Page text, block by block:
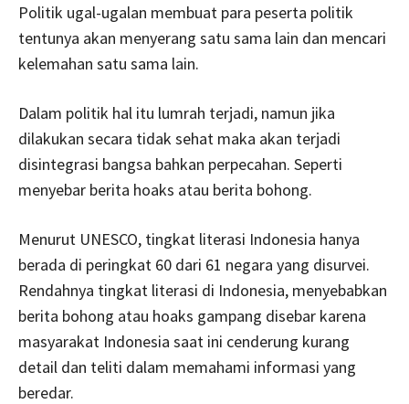
Politik ugal-ugalan membuat para peserta politik
tentunya akan menyerang satu sama lain dan mencari
kelemahan satu sama lain.
Dalam politik hal itu lumrah terjadi, namun jika
dilakukan secara tidak sehat maka akan terjadi
disintegrasi bangsa bahkan perpecahan. Seperti
menyebar berita hoaks atau berita bohong.
Menurut UNESCO, tingkat literasi Indonesia hanya
berada di peringkat 60 dari 61 negara yang disurvei.
Rendahnya tingkat literasi di Indonesia, menyebabkan
berita bohong atau hoaks gampang disebar karena
masyarakat Indonesia saat ini cenderung kurang
detail dan teliti dalam memahami informasi yang
beredar.